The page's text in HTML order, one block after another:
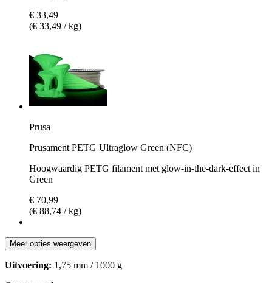
€ 33,49
(€ 33,49 / kg)
Prusa
Prusament PETG Ultraglow Green (NFC)
Hoogwaardig PETG filament met glow-in-the-dark-effect in
Green
€ 70,99
(€ 88,74 / kg)
Meer opties weergeven
Uitvoering: 1,75 mm / 1000 g